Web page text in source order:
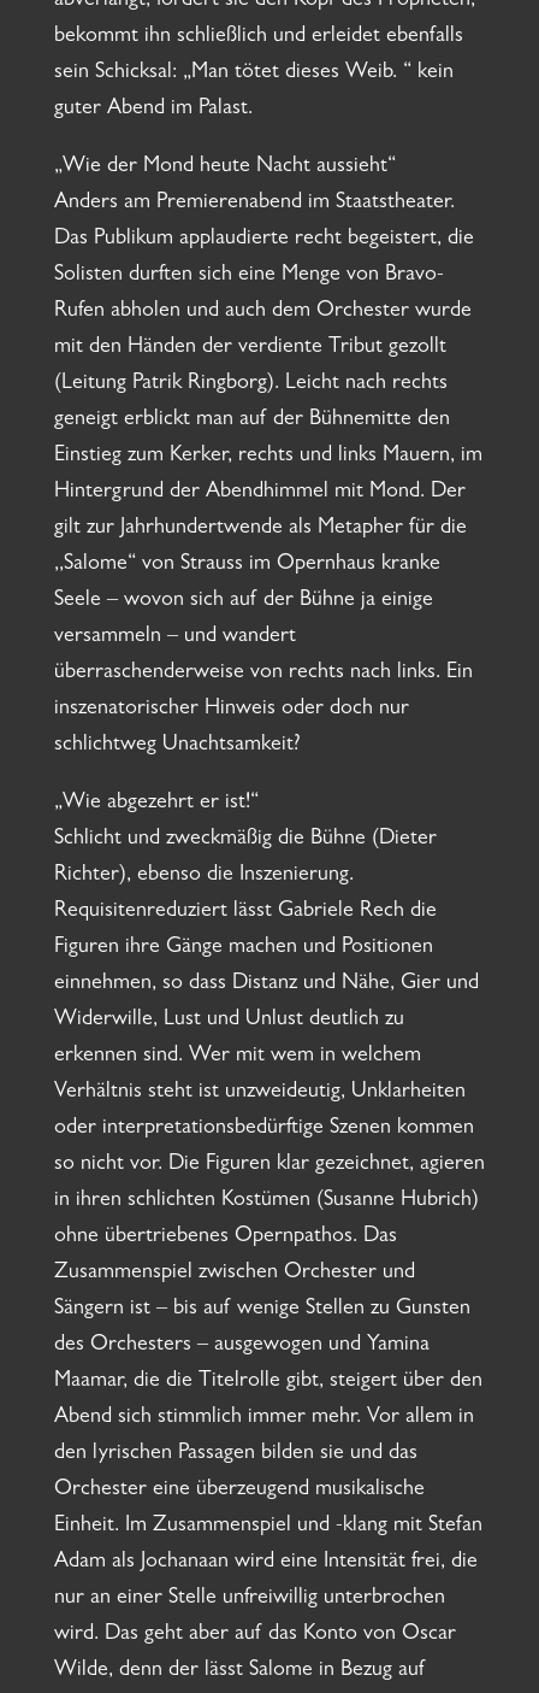
bekommt ihn schließlich und erleidet ebenfalls
sein Schicksal: „Man tötet dieses Weib. “ kein
guter Abend im Palast.
„Wie der Mond heute Nacht aussieht“
Anders am Premierenabend im Staatstheater.
Das Publikum applaudierte recht begeistert, die
Solisten durften sich eine Menge von Bravo-
Rufen abholen und auch dem Orchester wurde
mit den Händen der verdiente Tribut gezollt
(Leitung Patrik Ringborg). Leicht nach rechts
geneigt erblickt man auf der Bühnemitte den
Einstieg zum Kerker, rechts und links Mauern, im
Hintergrund der Abendhimmel mit Mond. Der
gilt zur Jahrhundertwende als Metapher für die
,,Salome“ von Strauss im Opernhaus kranke
Seele – wovon sich auf der Bühne ja einige
versammeln – und wandert
überraschenderweise von rechts nach links. Ein
inszenatorischer Hinweis oder doch nur
schlichtweg Unachtsamkeit?
„Wie abgezehrt er ist!“
Schlicht und zweckmäßig die Bühne (Dieter
Richter), ebenso die Inszenierung.
Requisitenreduziert lässt Gabriele Rech die
Figuren ihre Gänge machen und Positionen
einnehmen, so dass Distanz und Nähe, Gier und
Widerwille, Lust und Unlust deutlich zu
erkennen sind. Wer mit wem in welchem
Verhältnis steht ist unzweideutig, Unklarheiten
oder interpretationsbedürftige Szenen kommen
so nicht vor. Die Figuren klar gezeichnet, agieren
in ihren schlichten Kostümen (Susanne Hubrich)
ohne übertriebenes Opernpathos. Das
Zusammenspiel zwischen Orchester und
Sängern ist – bis auf wenige Stellen zu Gunsten
des Orchesters – ausgewogen und Yamina
Maamar, die die Titelrolle gibt, steigert über den
Abend sich stimmlich immer mehr. Vor allem in
den lyrischen Passagen bilden sie und das
Orchester eine überzeugend musikalische
Einheit. Im Zusammenspiel und -klang mit Stefan
Adam als Jochanaan wird eine Intensität frei, die
nur an einer Stelle unfreiwillig unterbrochen
wird. Das geht aber auf das Konto von Oscar
Wilde, denn der lässt Salome in Bezug auf